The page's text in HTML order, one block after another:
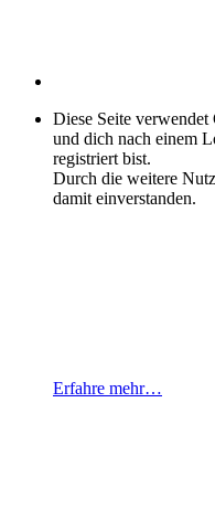
Diese Seite
und dich nach einem
registriert bist.
Durch die weitere
damit einverstanden.
Erfahre mehr…